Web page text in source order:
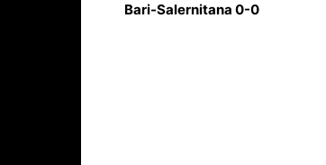
Bari-Salernitana 0-0